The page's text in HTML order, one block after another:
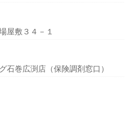
屋敷３４－１
石巻広渕店（保険調剤窓口）